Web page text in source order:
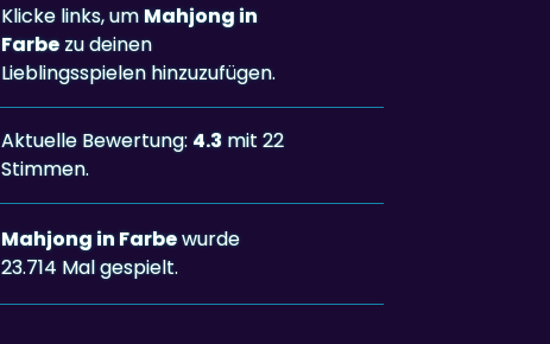
Klicke links, umMahjong in
Farbezu deinen
Lieblingsspielen hinzuzufügen.
Aktuelle Bewertung:4.3mit 22
Stimmen.
Mahjong in Farbewurde
23.714 Mal gespielt.